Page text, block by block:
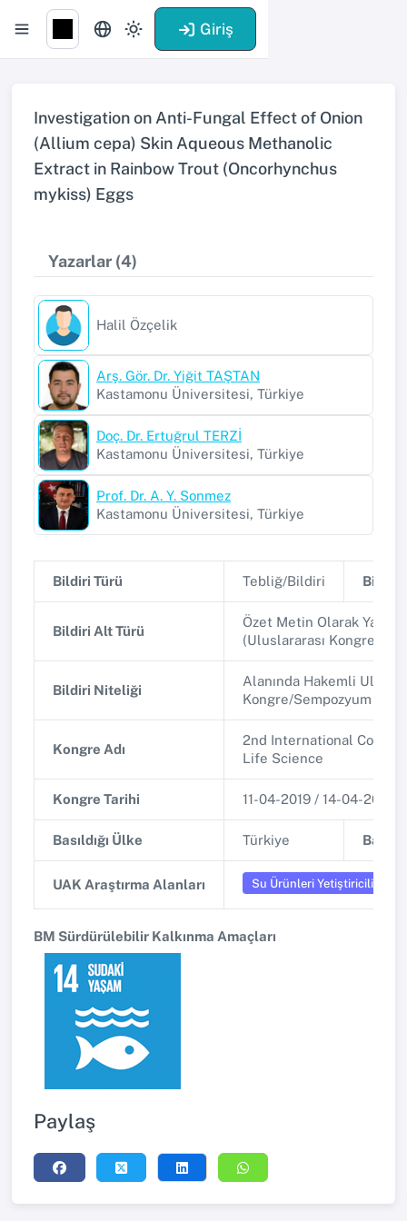
Giriş
Investigation on Anti-Fungal Effect of Onion
(Allium cepa) Skin Aqueous Methanolic
Extract in Rainbow Trout (Oncorhynchus
mykiss) Eggs
Yazarlar (4)
Halil Özçelik
Arş. Gör. Dr. Yiğit TAŞTAN
Kastamonu Üniversitesi, Türkiye
Doç. Dr. Ertuğrul TERZİ
Kastamonu Üniversitesi, Türkiye
Prof. Dr. A. Y. Sonmez
Kastamonu Üniversitesi, Türkiye
Bildiri Türü Tebliğ/Bildiri Bildiri
Bildiri Alt Türü
Özet Metin Olarak
(Uluslararası Kongre/
Bildiri Niteliği
Alanında Hakemli
Kongre/Sempozyum
Kongre Adı
2nd International
Life Science
Kongre Tarihi 11-04-2019 / 14-04-2019
Basıldığı Ülke Türkiye
UAK Araştırma Alanları Su Ürünleri Yetiştiriciliği
BM Sürdürülebilir Kalkınma Amaçları
Paylaş